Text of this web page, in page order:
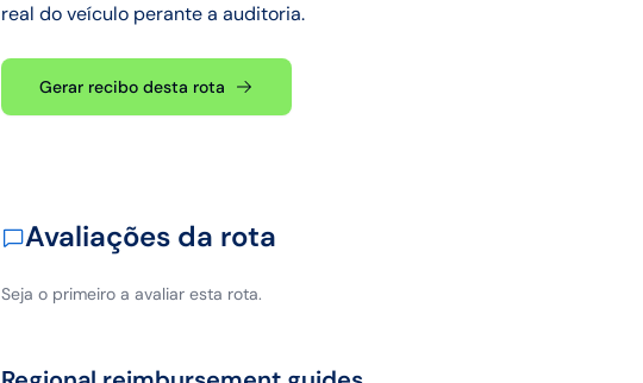
real do veículo perante a auditoria.
Gerar recibo desta rota
Avaliações da rota
Seja o primeiro a avaliar esta rota.